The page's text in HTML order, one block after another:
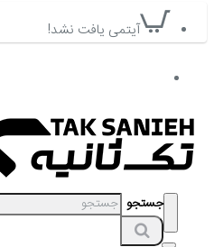
آیتمی یافت نشد!
جستجو